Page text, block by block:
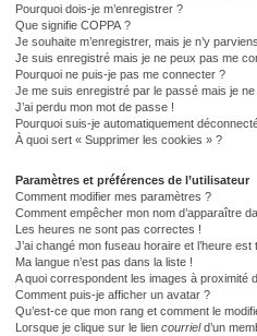
Pourquoi dois-je m’enregistrer ?
Que signifie COPPA ?
Je souhaite m’enregistrer, mais je n’y
Je suis enregistré mais je ne peux pas me
Pourquoi ne puis-je pas me connecter ?
Je me suis enregistré par le passé mais je
J’ai perdu mon mot de passe !
Pourquoi suis-je automatiquement
À quoi sert « Supprimer les cookies » ?
Paramètres et préférences de l’utilisateur
Comment modifier mes paramètres ?
Comment empêcher mon nom d’apparaître
Les heures ne sont pas correctes !
J’ai changé mon fuseau horaire et l’heure
Ma langue n’est pas dans la liste !
A quoi correspondent les images à proximité
Comment puis-je afficher un avatar ?
Qu’est-ce que mon rang et comment le
Lorsque je clique sur le lien courrield’un